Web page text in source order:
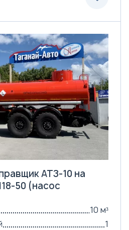
АТЗ-10 на
50 (насос
10 м³
1